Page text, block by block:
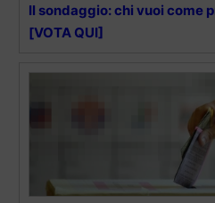
Il sondaggio: chi vuoi come
[VOTA QUI]